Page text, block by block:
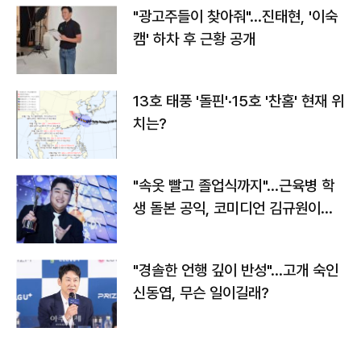
"광고주들이 찾아줘"…진태현, '이숙
캠' 하차 후 근황 공개
13호 태풍 '돌핀'·15호 '찬홈' 현재 위
치는?
"속옷 빨고 졸업식까지"…근육병 학
생 돌본 공익, 코미디언 김규원이었
"경솔한 언행 깊이 반성"…고개 숙인
신동엽, 무슨 일이길래?